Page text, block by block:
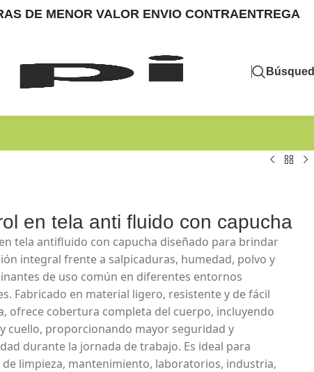
DE MENOR VALOR ENVIO CONTRAENTREGA
en tela anti fluido con capucha
tela antifluido con capucha diseñado para brindar
integral frente a salpicaduras, humedad, polvo y
de uso común en diferentes entornos
Fabricado en material ligero, resistente y de fácil
ofrece cobertura completa del cuerpo, incluyendo
cuello, proporcionando mayor seguridad y
durante la jornada de trabajo. Es ideal para
de limpieza, mantenimiento, laboratorios, industria,